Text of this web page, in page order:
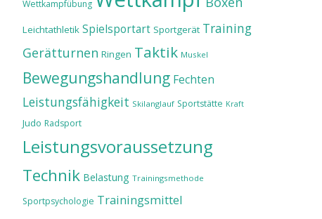
Wettkampfübung
Leichtathletik Spielsportart Sportgerät Training
Gerätturnen Ringen Taktik Muskel
Bewegungshandlung Fechten
Leistungsfähigkeit Skilanglauf Sportstätte Kraft
Judo Radsport
Leistungsvoraussetzung
Technik Belastung Trainingsmethode
Sportpsychologie Trainingsmittel